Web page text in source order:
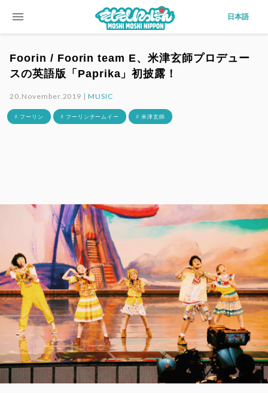
menu 日本語
Foorin / Foorin team E、米津玄師プロデュー
スの英語版「Paprika」初披露！
20.November.2019 |MUSIC
# フーリン # フーリンチームイー # 米津玄師